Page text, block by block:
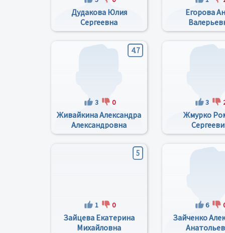
Дудакова Юлия
Сергеевна
Егорова
4.7
3 0
Живайкина Александра
Александровна
3
Жмурко
5
1 0
Зайцева Екатерина
Михайловна
6
Зайченко